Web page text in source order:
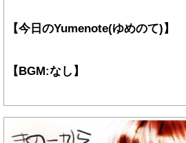
【今日のYumenote(ゆめのて)】
【BGM:なし】